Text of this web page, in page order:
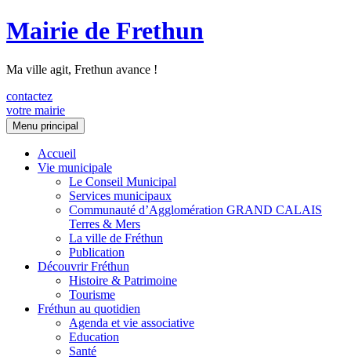
Mairie de Frethun
Ma ville agit, Frethun avance !
contactez
votre mairie
Menu principal
Aller
au
Accueil
Vie municipale
Le Conseil Municipal
Services municipaux
Communauté d’Agglomération GRAND CALAIS
Terres & Mers
La ville de Fréthun
Publication
Découvrir Fréthun
Histoire & Patrimoine
Tourisme
Fréthun au quotidien
Agenda et vie associative
Education
Santé